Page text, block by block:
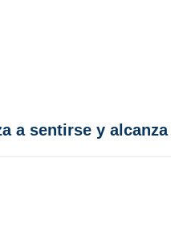
sentirse y alcanza